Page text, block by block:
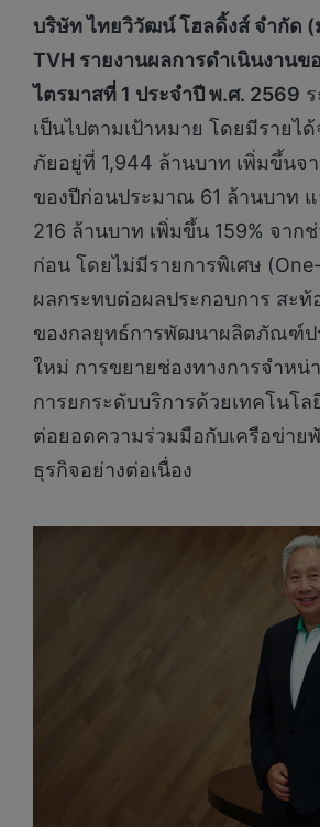
บริษัท ไทยวิวัฒน์ โฮลดิ้งส์ จำกัด
TVH รายงานผลการดำเนินงานข
ไตรมาสที่ 1 ประจำปี พ.ศ. 2569
เป็นไปตามเป้าหมาย โดยมีรายไ
ภัยอยู่ที่ 1,944 ล้านบาท เพิ่มขึ้นจ
ของปีก่อนประมาณ 61 ล้านบาท
216 ล้านบาท เพิ่มขึ้น 159% จาก
ก่อน โดยไม่มีรายการพิเศษ
ผลกระทบต่อผลประกอบการ สะท้
ของกลยุทธ์การพัฒนาผลิตภัณฑ์ป
ใหม่ การขยายช่องทางการจำหน่
การยกระดับบริการด้วยเทคโนโล
ต่อยอดความร่วมมือกับเครือข่าย
ธุรกิจอย่างต่อเนื่อง